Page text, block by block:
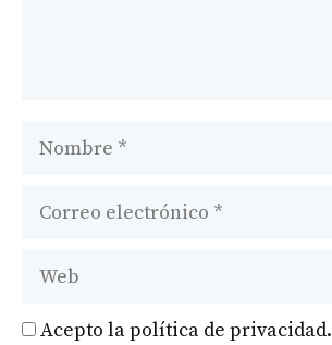
Nombre
Correo
Web
Acepto la política de privacidad.